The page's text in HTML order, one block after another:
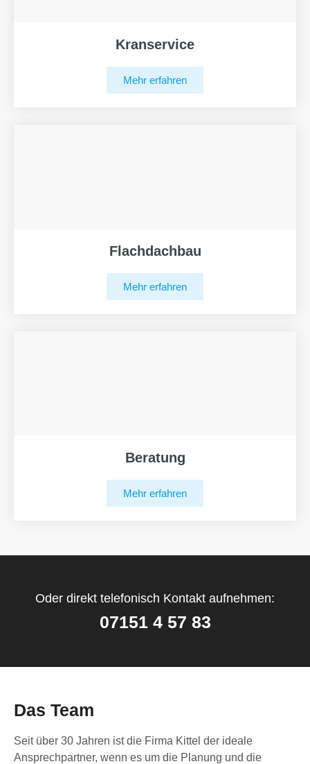
Kranservice
Mehr erfahren
Flachdachbau
Mehr erfahren
Beratung
Mehr erfahren
Oder direkt telefonisch Kontakt aufnehmen:
07151 4 57 83
Das Team
Seit über 30 Jahren ist die Firma Kittel der ideale
Ansprechpartner, wenn es um die Planung und die